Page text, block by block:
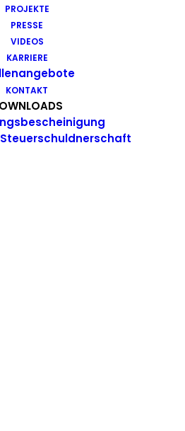
PROJEKTE
PRESSE
VIDEOS
KARRIERE
KONTAKT